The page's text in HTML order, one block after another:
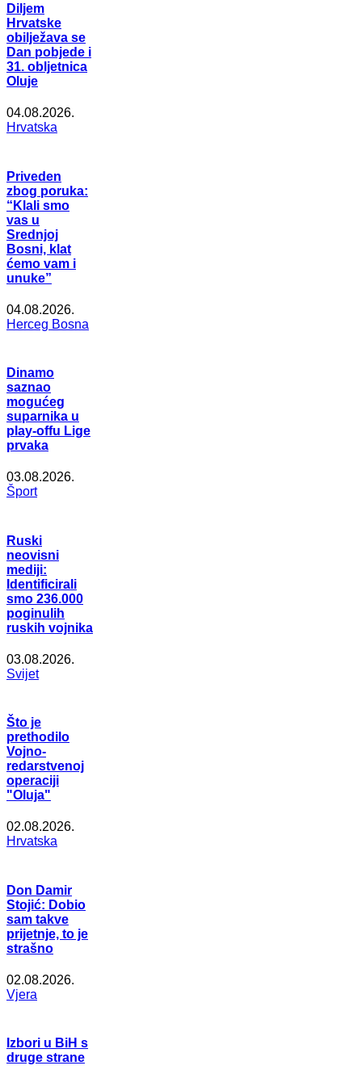
Diljem
Hrvatske
obilježava se
Dan pobjede i
31. obljetnica
Oluje
04.08.2026.
Hrvatska
Priveden
zbog poruka:
“Klali smo
vas u
Srednjoj
Bosni, klat
ćemo vam i
unuke”
04.08.2026.
Herceg Bosna
Dinamo
saznao
mogućeg
suparnika u
play-offu Lige
prvaka
03.08.2026.
Šport
Ruski
neovisni
mediji:
Identificirali
smo 236.000
poginulih
ruskih vojnika
03.08.2026.
Svijet
Što je
prethodilo
Vojno-
redarstvenoj
operaciji
"Oluja"
02.08.2026.
Hrvatska
Don Damir
Stojić: Dobio
sam takve
prijetnje, to je
strašno
02.08.2026.
Vjera
Izbori u BiH s
druge strane